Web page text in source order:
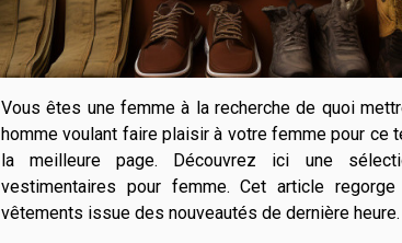
Vous êtes une femme à la recherche de quoi
homme voulant faire plaisir à votre femme pour ce
la meilleure page. Découvrez ici une
vestimentaires pour femme. Cet article
vêtements issue des nouveautés de dernière heure.